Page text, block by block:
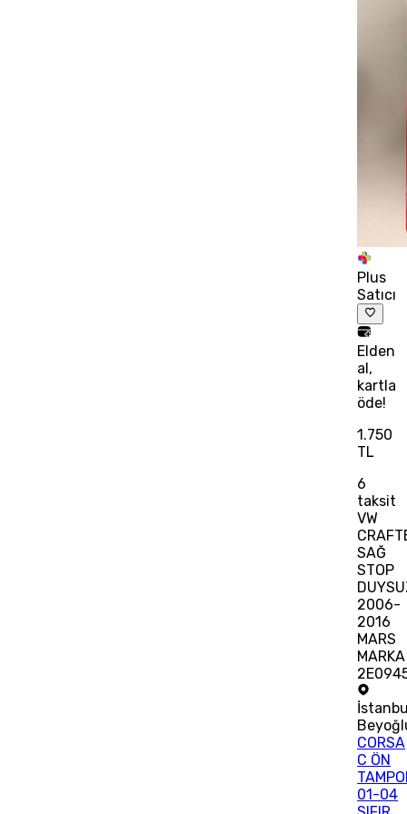
Plus
Satıcı
Elden
al,
kartla
öde!
1.750
TL
6
taksit
VW
SAĞ
STOP
2006-
2016
MARS
MARKA
CORSA
C ÖN
01-04